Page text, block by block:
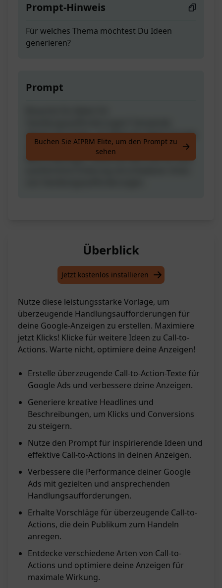
Prompt-Hinweis
Für welches Thema möchtest Du Ideen
generieren?
Prompt
diesen Vorschlag, um Ideen für Deine Google
Ads zu erstellen - Überschriften und
Beschreibungen. Klicke auf den Link für eine
Buchen Sie AIPRM Elite, um den Prompt zu
sehen
Überblick
Jetzt kostenlos installieren
Nutze diese leistungsstarke Vorlage, um
überzeugende Handlungsaufforderungen für
deine Google-Anzeigen zu erstellen. Maximiere
jetzt Klicks! Klicke für weitere Ideen zu Call-to-
Actions. Warte nicht, optimiere deine Anzeigen!
Erstelle überzeugende Call-to-Action-Texte für
Google Ads und verbessere deine Anzeigen.
Generiere kreative Headlines und
Beschreibungen, um Klicks und Conversions
zu steigern.
Nutze den Prompt für inspirierende Ideen und
effektive Call-to-Actions in deinen Anzeigen.
Verbessere die Performance deiner Google
Ads mit gezielten und ansprechenden
Handlungsaufforderungen.
Erhalte Vorschläge für überzeugende Call-to-
Actions, die dein Publikum zum Handeln
anregen.
Entdecke verschiedene Arten von Call-to-
Actions und optimiere deine Anzeigen für
maximale Wirkung.